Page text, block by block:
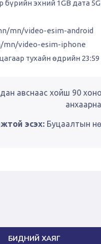
эхний 1GB дата
mn/video-esim-android
video-esim-iphone
тухайн өдрийн 23:59
авснаас хойш 90
эсэх:Буцаалтын
БИДНИЙ ХАЯГ